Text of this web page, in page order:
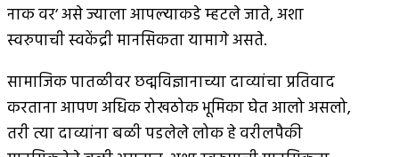
नाक वर’ असे ज्याला आपल्याकडे म्हटले जाते, अशा
स्वरुपाची स्वकेंद्री मानसिकता यामागे असते.
सामाजिक पातळीवर छद्मविज्ञानाच्या दाव्यांचा प्रतिवाद
करताना आपण अधिक रोखठोक भूमिका घेत आलो असलो,
तरी त्या दाव्यांना बळी पडलेले लोक हे वरीलपैकी